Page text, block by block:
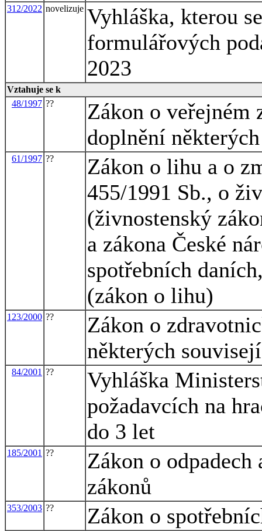
312/2022 novelizuje Vyhláška, kterou
formulářových
2023
Vztahuje se k
48/1997 ??
Zákon o veřejném
doplnění
61/1997 ??
Zákon o lihu a o
455/1991 Sb., o
(živnostenský
a zákona České
spotřebních
(zákon o lihu)
123/2000 ??
Zákon o
některých
84/2001 ??
Vyhláška
požadavcích na
do 3 let
185/2001 ??
Zákon o
zákonů
353/2003 ?? Zákon o